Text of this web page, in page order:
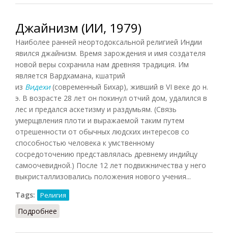
Джайнизм (ИИ, 1979)
Наиболее ранней неортодоксальной религией Индии
явился джайнизм. Время зарождения и имя создателя
новой веры сохранила нам древняя традиция. Им
является Вардхамана, кшатрий
из Видехи(современный Бихар), живший в VI веке до н.
э. В возрасте 28 лет он покинул отчий дом, удалился в
лес и предался аскетизму и раздумьям. (Связь
умерщвления плоти и выражаемой таким путем
отрешенности от обычных людских интересов со
способностью человека к умственному
сосредоточению представлялась древнему индийцу
самоочевидной.) После 12 лет подвижничества у него
выкристаллизовались положения нового учения...
Tags:
Религия
Подробнее